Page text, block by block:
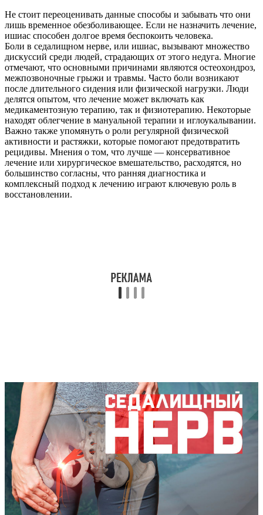
Не стоит переоценивать данные способы и забывать что они
лишь временное обезболивающее. Если не назначить лечение,
ишиас способен долгое время беспокоить человека.
Боли в седалищном нерве, или ишиас, вызывают множество
дискуссий среди людей, страдающих от этого недуга. Многие
отмечают, что основными причинами являются остеохондроз,
межпозвоночные грыжи и травмы. Часто боли возникают
после длительного сидения или физической нагрузки. Люди
делятся опытом, что лечение может включать как
медикаментозную терапию, так и физиотерапию. Некоторые
находят облегчение в мануальной терапии и иглоукалывании.
Важно также упомянуть о роли регулярной физической
активности и растяжки, которые помогают предотвратить
рецидивы. Мнения о том, что лучше — консервативное
лечение или хирургическое вмешательство, расходятся, но
большинство согласны, что ранняя диагностика и
комплексный подход к лечению играют ключевую роль в
восстановлении.